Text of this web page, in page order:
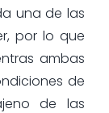
una de las
por lo que
ambas
de
de las